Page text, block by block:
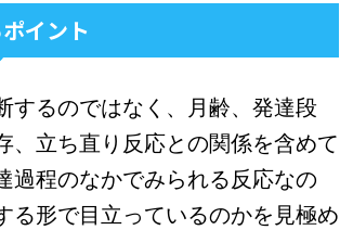
イント
するのではなく、月齢、発達段
、立ち直り反応との関係を含めて
過程のなかでみられる反応なの
る形で目立っているのかを見極め